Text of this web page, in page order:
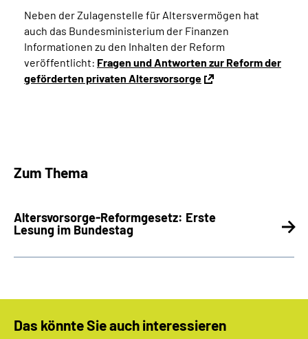
Neben der Zulagenstelle für Altersvermögen hat
auch das Bundesministerium der Finanzen
Informationen zu den Inhalten der Reform
veröffentlicht: Fragen und Antworten zur Reform der
geförderten privaten Altersvorsorge
Zum Thema
Altersvorsorge-Reformgesetz: Erste
Lesung im Bundestag
Das könnte Sie auch interessieren